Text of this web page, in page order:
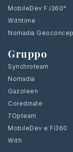
MobileDev F.i360°
Withtime
Nomadia
Gruppo
Synchroteam
Nomadia
Gazoleen
Coredinate
7Opteam
MobileDev e Fi360
With